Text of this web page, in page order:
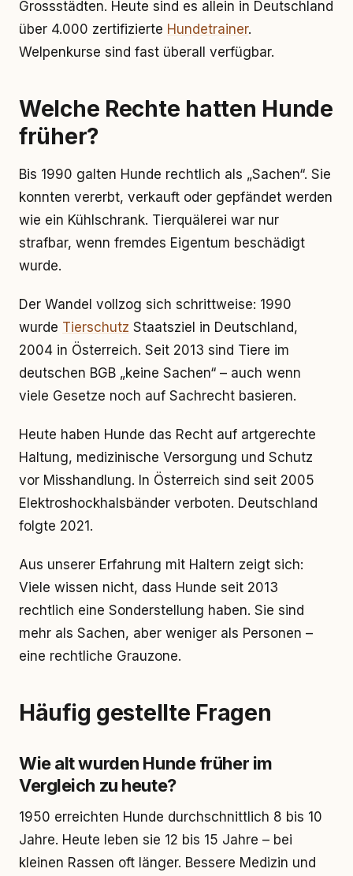
Grossstädten. Heute sind es allein in Deutschland
über 4.000 zertifizierte Hundetrainer.
Welpenkurse sind fast überall verfügbar.
Welche Rechte hatten Hunde
früher?
Bis 1990 galten Hunde rechtlich als „Sachen“. Sie
konnten vererbt, verkauft oder gepfändet werden
wie ein Kühlschrank. Tierquälerei war nur
strafbar, wenn fremdes Eigentum beschädigt
wurde.
Der Wandel vollzog sich schrittweise: 1990
wurde Tierschutz Staatsziel in Deutschland,
2004 in Österreich. Seit 2013 sind Tiere im
deutschen BGB „keine Sachen“ – auch wenn
viele Gesetze noch auf Sachrecht basieren.
Heute haben Hunde das Recht auf artgerechte
Haltung, medizinische Versorgung und Schutz
vor Misshandlung. In Österreich sind seit 2005
Elektroshockhalsbänder verboten. Deutschland
folgte 2021.
Aus unserer Erfahrung mit Haltern zeigt sich:
Viele wissen nicht, dass Hunde seit 2013
rechtlich eine Sonderstellung haben. Sie sind
mehr als Sachen, aber weniger als Personen –
eine rechtliche Grauzone.
Häufig gestellte Fragen
Wie alt wurden Hunde früher im
Vergleich zu heute?
1950 erreichten Hunde durchschnittlich 8 bis 10
Jahre. Heute leben sie 12 bis 15 Jahre – bei
kleinen Rassen oft länger. Bessere Medizin und